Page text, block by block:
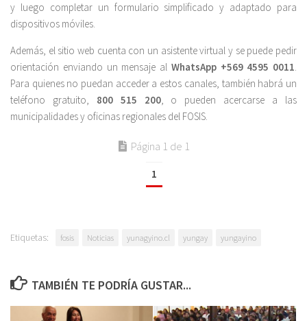
y luego completar un formulario simplificado y adaptado para
dispositivos móviles.
Además, el sitio web cuenta con un asistente virtual y se puede pedir
orientación enviando un mensaje al WhatsApp +569 4595 0011.
Para quienes no puedan acceder a estos canales, también habrá un
teléfono gratuito, 800 515 200, o pueden acercarse a las
municipalidades y oficinas regionales del FOSIS.
Página 1 de 1
1
Etiquetas: fosis Noticias yunagyino.cl yungay yungayino
TAMBIÉN TE PODRÍA GUSTAR...